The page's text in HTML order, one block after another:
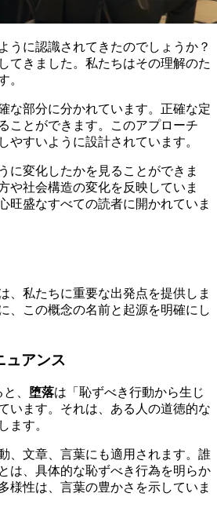
うに認識されてきたのでしょうか？
てきました。私たちはその理解のた
。
な部分に分かれています。正確な定
ことができます。このアプローチ
やすいように設計されています。
に変化したかを見ることができま
や社会構造の変化を反映していま
旺盛なすべての読者に開かれていま
、私たちに重要な出発点を提供しま
、この概念の名前と起源を明確にし
ュアンス
、 堕落は「恥ずべき行動から生じ
います。それは、ある人の道徳的な
ます。
、文章、言葉にも適用されます。誰
は、具体的な恥ずべき行為を明らか
様性は、言葉の豊かさを示していま